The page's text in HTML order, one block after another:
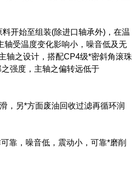
开始至组装(除进口轴承外)，在温
轴受温度变化影响小，噪音低及无
轴之设计，搭配CP4级*密斜角滚珠
强度，主轴之偏转远低于
，另*方面废油回收过滤再循环润
靠，噪音低，震动小，可靠*磨削